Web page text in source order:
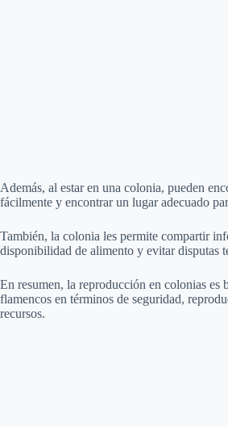
Además, al estar en una colonia, pueden
fácilmente y encontrar un lugar adecuado
También, la colonia les permite compartir
disponibilidad de alimento y evitar disputas
En resumen, la reproducción en colonias es
flamencos en términos de seguridad,
recursos.